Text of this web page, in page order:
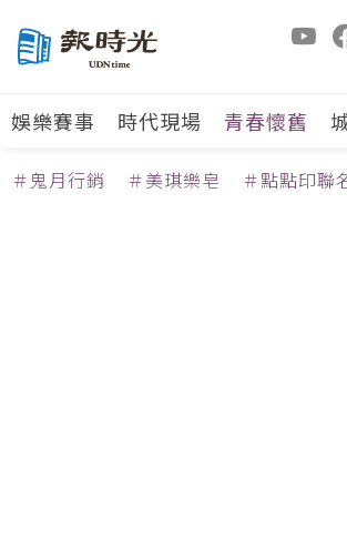
娛樂賽事 時代現場 青春懷舊
＃鬼月行銷 ＃美琪樂皂 ＃點點印聯